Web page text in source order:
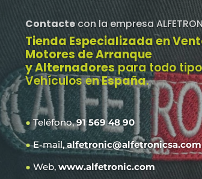
Contactecon la empresa
Tienda Especializada en
Motores de Arranque
y Alternadorespara todo
Vehículos en España.
●Teléfono,91 569 48 90
●E-mail,alfetronic@alfetronicsa.com
● Web,www.alfetronic.com